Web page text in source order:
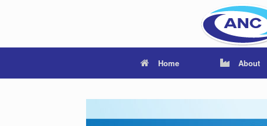
Home About